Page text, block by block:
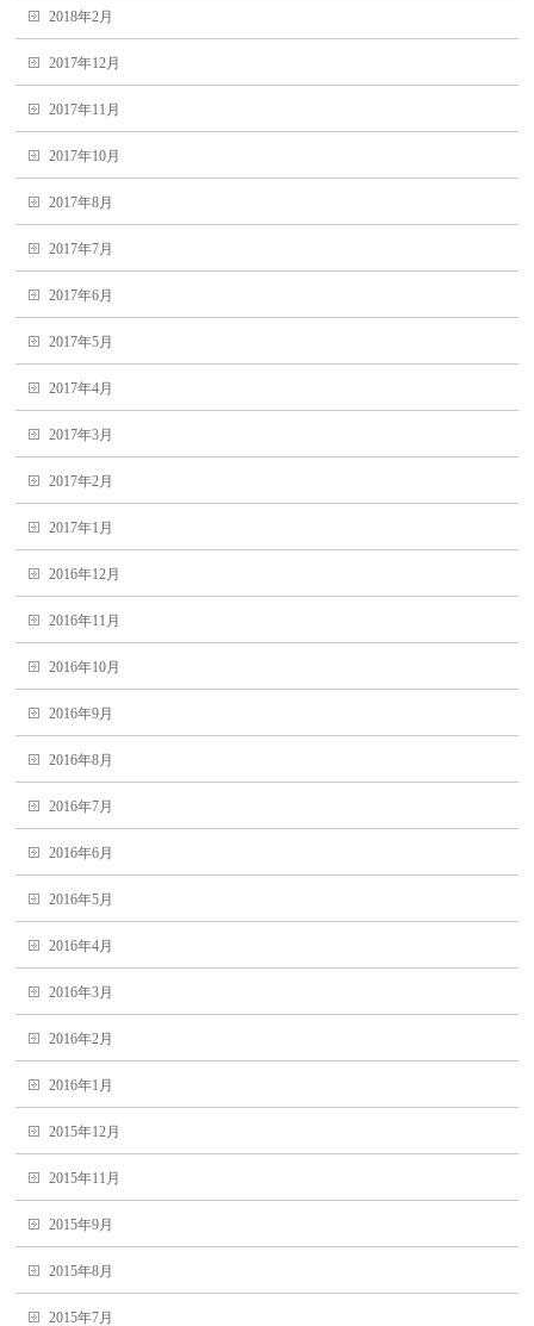
2018年2月
2017年12月
2017年11月
2017年10月
2017年8月
2017年7月
2017年6月
2017年5月
2017年4月
2017年3月
2017年2月
2017年1月
2016年12月
2016年11月
2016年10月
2016年9月
2016年8月
2016年7月
2016年6月
2016年5月
2016年4月
2016年3月
2016年2月
2016年1月
2015年12月
2015年11月
2015年9月
2015年8月
2015年7月